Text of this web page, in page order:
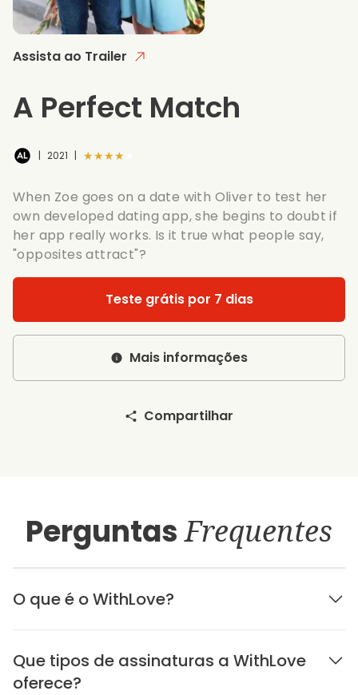
Assista ao Trailer
A Perfect Match
| 2021 | ★★★★★
When Zoe goes on a date with Oliver to test her
own developed dating app, she begins to doubt if
her app really works. Is it true what people say,
"opposites attract"?
Teste grátis por 7 dias
Mais informações
Compartilhar
PerguntasFrequentes
O que é o WithLove?
Que tipos de assinaturas a WithLove
oferece?